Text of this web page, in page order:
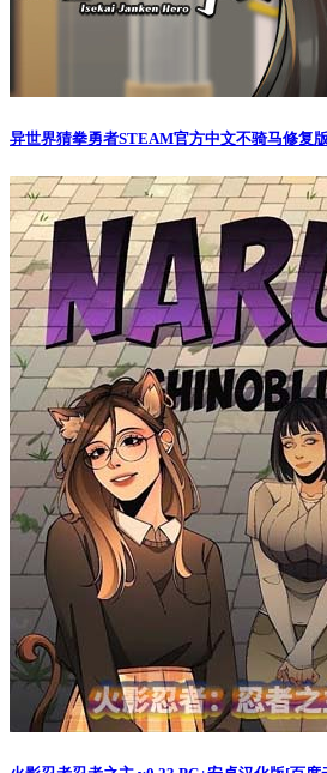
异世界猜拳勇者STEAM官方中文不骑马修复